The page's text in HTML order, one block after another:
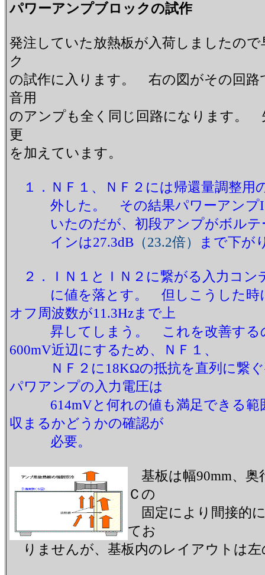
パワーアンプブロックの試作
発注していた放熱板が入荷しましたの
ク
の試作に入ります。 右の図がその回路
音用
のアンプも全く同じ回路になります。
更
を加えています。
１．ＮＦ１、ＮＦ２には帰還量調整
外した。 その結果パワーアンプIC
いたのだが、初段アンプがボルテー
インは27.3dB （23.2倍） まで下が
２．ＩＮ１とＩＮ２に繋がる入力コン
に値を落とす。 但しこうした時に
オフ周波数が11.3Hzまで上
昇してしまう。 これを改善するの
600mV近辺にするため、ＮＦ１、
ＮＦ２に18KΩの抵抗を直列に繋ぐ
パワアンプの入力電圧は
614mVと何れの値も満足できる範
収まるかどうかの確認が
必要。
基板は幅90mm、奥
Ｃの
固定により間接的
てお
りませんが、基板内のレイアウトは